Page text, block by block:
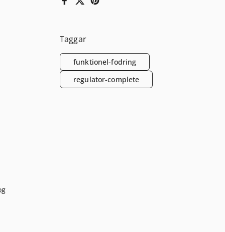
Facebook
X (Twitter)
Pinterest
Taggar
funktionel-fodring
regulator-complete